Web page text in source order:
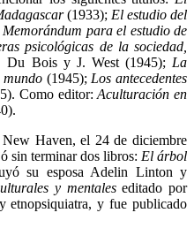
(1933); El estudio del
Memorándum para el estudio de
psicológicas de la sociedad,
Du Bois y J. West (1945); La
(1945); Los antecedentes
Como editor:Aculturación en
Haven, el 24 de diciembre
sin terminar dos libros: El árbol
su esposa Adelin Linton y
y mentaleseditado por
etnopsiquiatra, y fue publicado